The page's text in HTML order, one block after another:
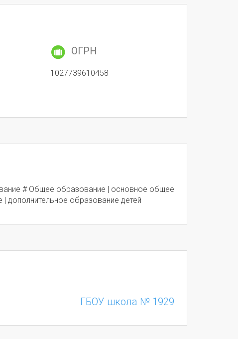
ОГРН
1027739610458
# Общее образование | основное общее
образование детей
ГБОУ школа № 1929